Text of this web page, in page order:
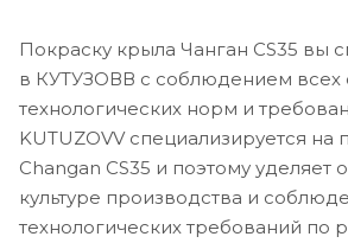
Покраску крыла Чанган CS35 вы
в КУТУЗОВВ с соблюдением всех
технологических норм и
KUTUZOVV специализируется на
Changan CS35 и поэтому уделяет
культуре производства и
технологических требований по